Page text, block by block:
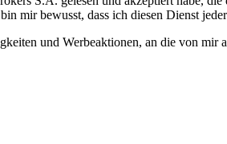
mir bewusst, dass ich diesen Dienst
und Werbeaktionen, an die von mir